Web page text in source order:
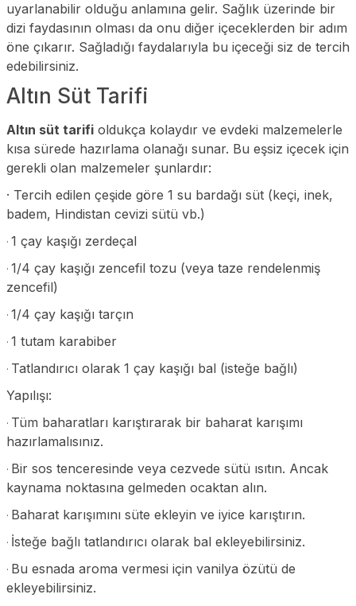
uyarlanabilir olduğu anlamına gelir. Sağlık üzerinde bir
dizi faydasının olması da onu diğer içeceklerden bir adım
öne çıkarır. Sağladığı faydalarıyla bu içeceği siz de tercih
edebilirsiniz.
Altın Süt Tarifi
Altın süt tarifioldukça kolaydır ve evdeki malzemelerle
kısa sürede hazırlama olanağı sunar. Bu eşsiz içecek için
gerekli olan malzemeler şunlardır:
· Tercih edilen çeşide göre 1 su bardağı süt (keçi, inek,
badem, Hindistan cevizi sütü vb.)
· 1 çay kaşığı zerdeçal
· 1/4 çay kaşığı zencefil tozu (veya taze rendelenmiş
zencefil)
· 1/4 çay kaşığı tarçın
· 1 tutam karabiber
· Tatlandırıcı olarak 1 çay kaşığı bal (isteğe bağlı)
Yapılışı:
· Tüm baharatları karıştırarak bir baharat karışımı
hazırlamalısınız.
· Bir sos tenceresinde veya cezvede sütü ısıtın. Ancak
kaynama noktasına gelmeden ocaktan alın.
· Baharat karışımını süte ekleyin ve iyice karıştırın.
· İsteğe bağlı tatlandırıcı olarak bal ekleyebilirsiniz.
· Bu esnada aroma vermesi için vanilya özütü de
ekleyebilirsiniz.